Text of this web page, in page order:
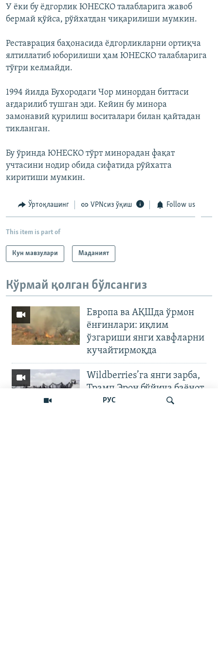
РУС
У ëки бу ëдгорлик ЮНЕСКО талабларига жавоб
бермай қўйса, рўйхатдан чиқарилиши мумкин.
Реставрация баҳонасида ëдгорликларни ортиқча
ялтиллатиб юборилиши ҳам ЮНЕСКО талабларига
тўғри келмайди.
1994 йилда Бухородаги Чор минордан биттаси
ағдарилиб тушган эди. Кейин бу минора
замонавий қурилиш воситалари билан қайтадан
тикланган.
Бу ўринда ЮНЕСКО тўрт минорадан фақат
учтасини нодир обида сифатида рўйхатга
киритиши мумкин.
Ўртоқлашинг VPNсиз ўқиш Follow us
This item is part of
Кун мавзулари Маданият
Кўрмай қолган бўлсангиз
Европа ва АҚШда ўрмон
ёнғинлари: иқлим
ўзгариши янги хавфларни
кучайтирмоқда
Wildberries’га янги зарба,
Трамп Эрон бўйича баёнот
қилди